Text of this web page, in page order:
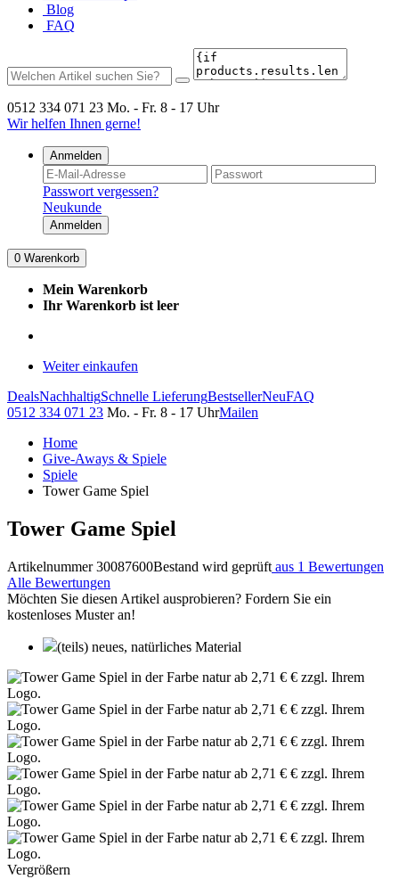
Blog
FAQ
0512 334 071 23 Mo. - Fr. 8 - 17 Uhr
Wir helfen Ihnen gerne!
Anmelden
Passwort vergessen?
Neukunde
Anmelden
0 Warenkorb
Mein Warenkorb
Ihr Warenkorb ist leer
Weiter einkaufen
DealsNachhaltigSchnelle LieferungBestsellerNeuFAQ
0512 334 071 23 Mo. - Fr. 8 - 17 UhrMailen
Home
Give-Aways & Spiele
Spiele
Tower Game Spiel
Tower Game Spiel
Artikelnummer 30087600Bestand wird geprüft aus 1 Bewertungen
Alle Bewertungen
Möchten Sie diesen Artikel ausprobieren? Fordern Sie ein
kostenloses Muster an!
(teils) neues, natürliches Material
Vergrößern